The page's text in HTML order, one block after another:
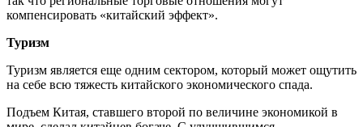
компенсировать «китайский эффект».
Туризм
Туризм является еще одним сектором, который может ощутить
на себе всю тяжесть китайского экономического спада.
Подъем Китая, ставшего второй по величине экономикой в